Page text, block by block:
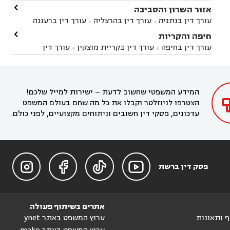
באשקלון
עורך דין בבאר טוביה עורך דין בגן יבנה
עורך דין בניר הבנים עורך דין בערד
זיקים
עורך דין בנתיבות עורך דין בקרית מלאכי
אזור השרון והסביבה
עורך דין בנתניה  עורך דין בהרצליה  עורך דין ברעננה
עורך דין בחדרה עורך דין בכפר סבא
עורך דין בהוד
השרון
עורך דין באבן יהודה
עורך דין בחריש  עורך דין בקיסריה  עורך דין בקדימה

חיפה והקריות
עורך דין בחיפה  עורך דין בקריית מוצקין 
עורך דין
בקרית מוצקין
עורך דין בקריית אתא
עורך דין

המידע המשפטי שחשוב לדעת – ישירות למייל שלכם!
הצטרפו לניוזלטר וקבלו את כל מה שחם בעולם המשפט
עדכונים, פסקי דין חשובים וניתוחים מקצועיים, לפני כולם.
פסק דין ברשת 



ותאונות
אתרים בשיתוף פעולה
ערוץ המשפט באתר ynet